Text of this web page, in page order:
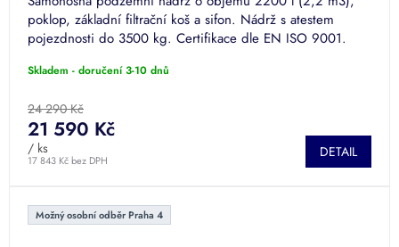
poklop, základní filtrační koš a sifon. Nádrž s atestem
pojezdnosti do 3500 kg. Certifikace dle EN ISO 9001.
Skladem - doručení 3-10 dnů
24 290 Kč
17 843 Kč bez DPH
21 590 Kč
/ ks DETAIL
Možný osobní odběr Praha 4